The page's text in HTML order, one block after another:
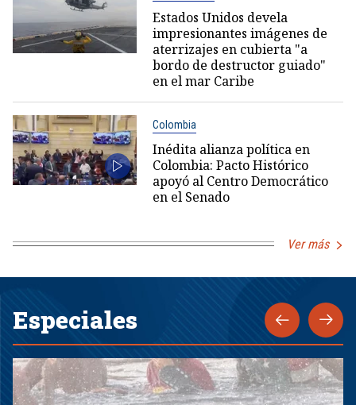
Estados Unidos devela
impresionantes imágenes de
aterrizajes en cubierta "a
bordo de destructor guiado"
en el mar Caribe
Colombia
Inédita alianza política en
Colombia: Pacto Histórico
apoyó al Centro Democrático
en el Senado
Ver más
Especiales